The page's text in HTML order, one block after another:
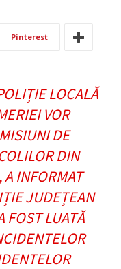
Pinterest
LOCALĂ
VOR
DE
DIN
INFORMAT
JUDEȚEAN
FOST LUATĂ